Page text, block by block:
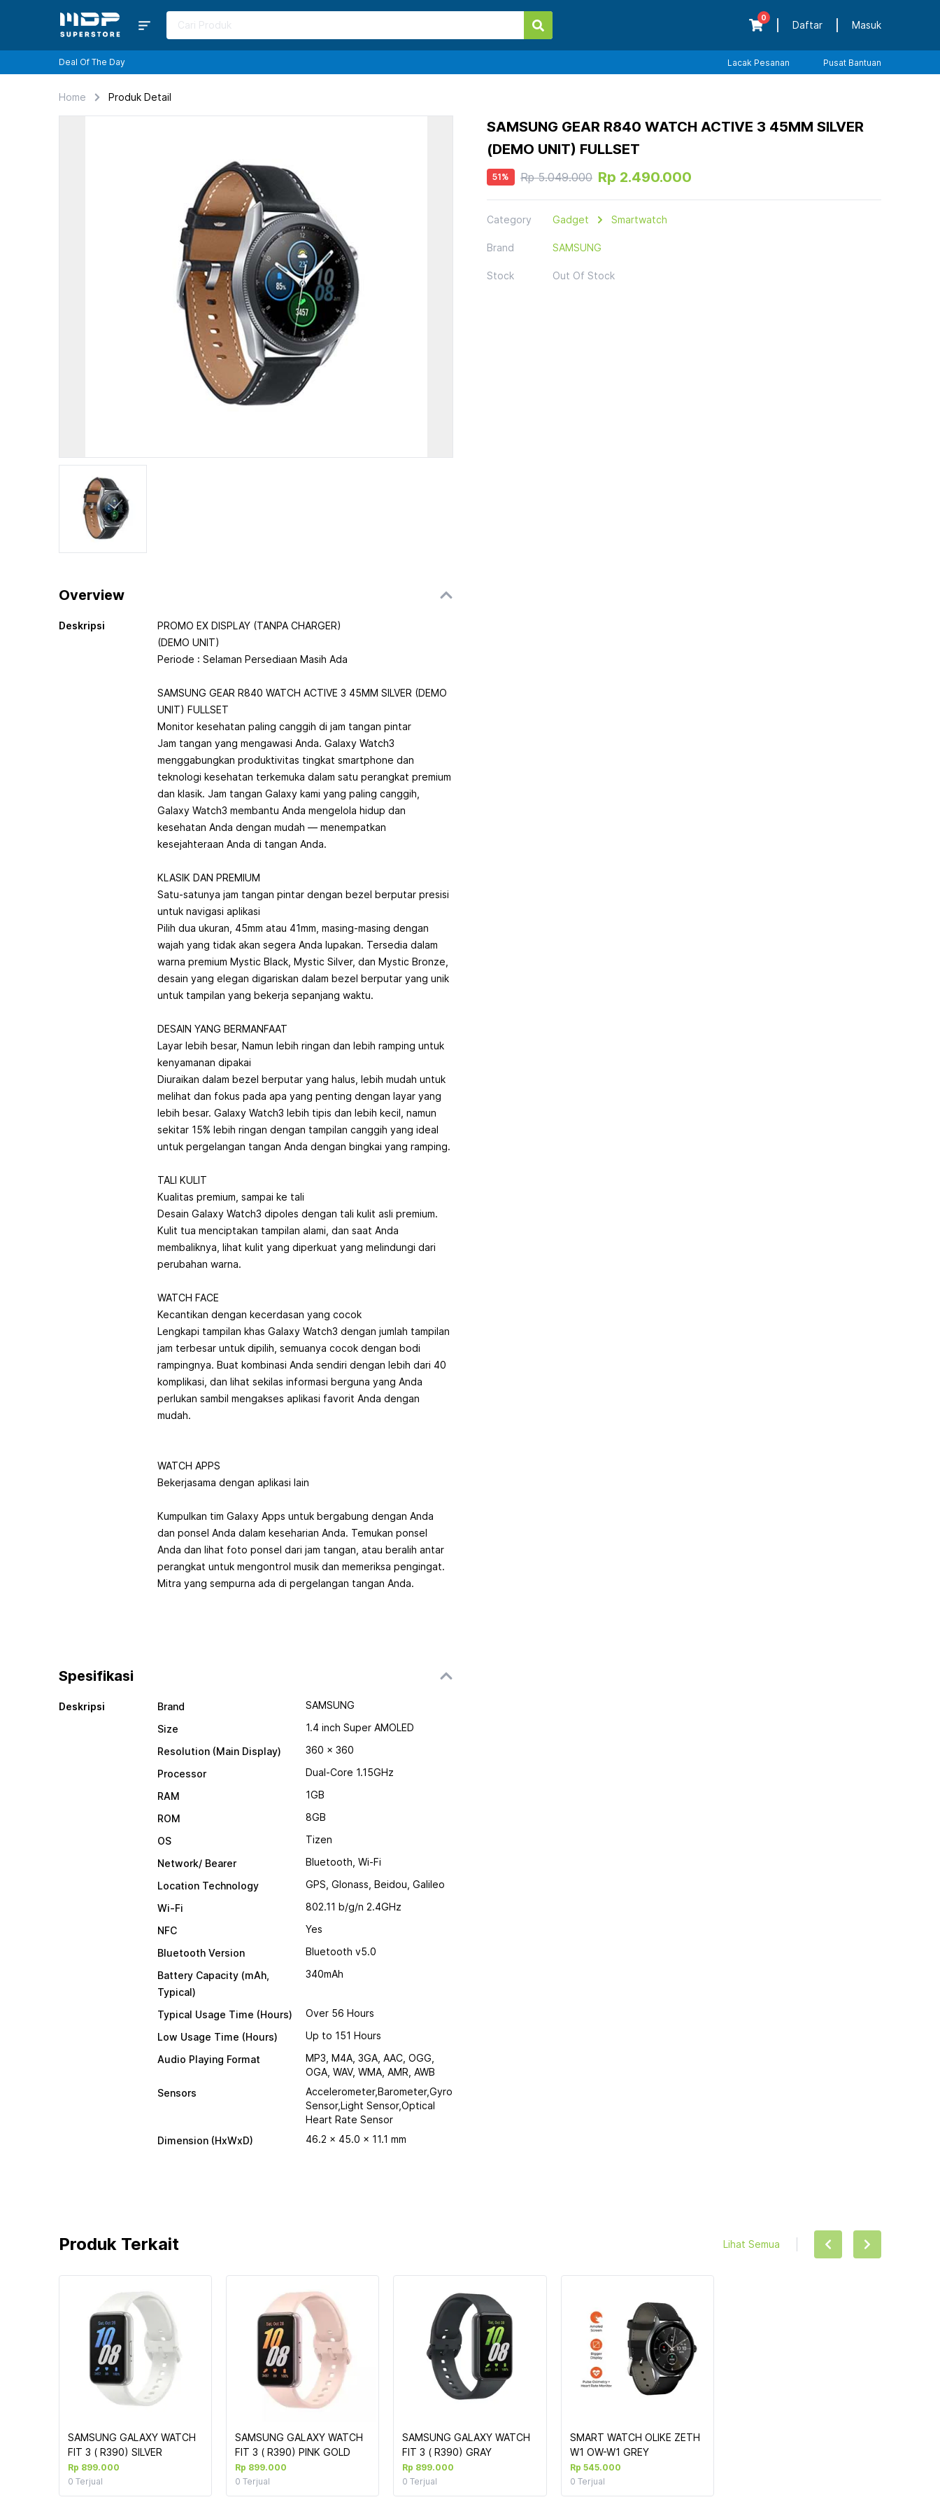
0
Daftar Masuk
Deal Of The Day Lacak Pesanan Pusat Bantuan
Home Produk Detail
Overview
Deskripsi
PROMO EX DISPLAY (TANPA CHARGER)
(DEMO UNIT)
Periode : Selaman Persediaan Masih Ada
SAMSUNG GEAR R840 WATCH ACTIVE 3 45MM SILVER (DEMO
UNIT) FULLSET
Monitor kesehatan paling canggih di jam tangan pintar
Jam tangan yang mengawasi Anda. Galaxy Watch3
menggabungkan produktivitas tingkat smartphone dan
teknologi kesehatan terkemuka dalam satu perangkat premium
dan klasik. Jam tangan Galaxy kami yang paling canggih,
Galaxy Watch3 membantu Anda mengelola hidup dan
kesehatan Anda dengan mudah — menempatkan
kesejahteraan Anda di tangan Anda.
KLASIK DAN PREMIUM
Satu-satunya jam tangan pintar dengan bezel berputar presisi
untuk navigasi aplikasi
Pilih dua ukuran, 45mm atau 41mm, masing-masing dengan
wajah yang tidak akan segera Anda lupakan. Tersedia dalam
warna premium Mystic Black, Mystic Silver, dan Mystic Bronze,
desain yang elegan digariskan dalam bezel berputar yang unik
untuk tampilan yang bekerja sepanjang waktu.
DESAIN YANG BERMANFAAT
Layar lebih besar, Namun lebih ringan dan lebih ramping untuk
kenyamanan dipakai
Diuraikan dalam bezel berputar yang halus, lebih mudah untuk
melihat dan fokus pada apa yang penting dengan layar yang
lebih besar. Galaxy Watch3 lebih tipis dan lebih kecil, namun
sekitar 15% lebih ringan dengan tampilan canggih yang ideal
untuk pergelangan tangan Anda dengan bingkai yang ramping.
TALI KULIT
Kualitas premium, sampai ke tali
Desain Galaxy Watch3 dipoles dengan tali kulit asli premium.
Kulit tua menciptakan tampilan alami, dan saat Anda
membaliknya, lihat kulit yang diperkuat yang melindungi dari
perubahan warna.
WATCH FACE
Kecantikan dengan kecerdasan yang cocok
Lengkapi tampilan khas Galaxy Watch3 dengan jumlah tampilan
jam terbesar untuk dipilih, semuanya cocok dengan bodi
rampingnya. Buat kombinasi Anda sendiri dengan lebih dari 40
komplikasi, dan lihat sekilas informasi berguna yang Anda
perlukan sambil mengakses aplikasi favorit Anda dengan
mudah.
WATCH APPS
Bekerjasama dengan aplikasi lain
Kumpulkan tim Galaxy Apps untuk bergabung dengan Anda
dan ponsel Anda dalam keseharian Anda. Temukan ponsel
Anda dan lihat foto ponsel dari jam tangan, atau beralih antar
perangkat untuk mengontrol musik dan memeriksa pengingat.
Mitra yang sempurna ada di pergelangan tangan Anda.
Spesifikasi
Deskripsi Brand
SAMSUNG
Size
1.4 inch Super AMOLED
Resolution (Main Display)
360 x 360
Processor
Dual-Core 1.15GHz
RAM
1GB
ROM
8GB
OS
Tizen
Network/ Bearer
Bluetooth, Wi-Fi
Location Technology
GPS, Glonass, Beidou, Galileo
Wi-Fi
802.11 b/g/n 2.4GHz
NFC
Yes
Bluetooth Version
Bluetooth v5.0
Battery Capacity (mAh,
Typical)
340mAh
Typical Usage Time (Hours)
Over 56 Hours
Low Usage Time (Hours)
Up to 151 Hours
Audio Playing Format
MP3, M4A, 3GA, AAC, OGG,
OGA, WAV, WMA, AMR, AWB
Sensors
Accelerometer,Barometer,Gyro
Sensor,Light Sensor,Optical
Heart Rate Sensor
Dimension (HxWxD)
46.2 x 45.0 x 11.1 mm
SAMSUNG GEAR R840 WATCH ACTIVE 3 45MM SILVER
(DEMO UNIT) FULLSET
51% Rp 5.049.000 Rp 2.490.000
Category Gadget Smartwatch
Brand SAMSUNG
Stock Out Of Stock
Produk Terkait
SAMSUNG GALAXY WATCH
FIT 3 ( R390) SILVER
Rp 899.000
0 Terjual
SAMSUNG GALAXY WATCH
FIT 3 ( R390) PINK GOLD
Rp 899.000
0Terjual
SAMSUNG GALAXY WATCH
FIT 3 ( R390) GRAY
Rp 899.000
0Terjual
SMART WATCH OLIKE ZETH
Rp 545.000
0 Terjual
Lihat Semua